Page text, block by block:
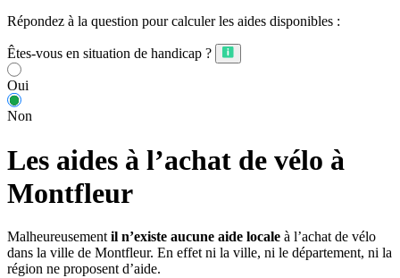
Répondez à la question pour calculer les aides disponibles :
Êtes-vous en situation de handicap ?
Oui
Non
Les aides à l’achat de vélo à
Montfleur
Malheureusement il n’existe aucune aide locale à l’achat de vélo
dans la ville de Montfleur. En effet ni la ville, ni le département, ni la
région ne proposent d’aide.